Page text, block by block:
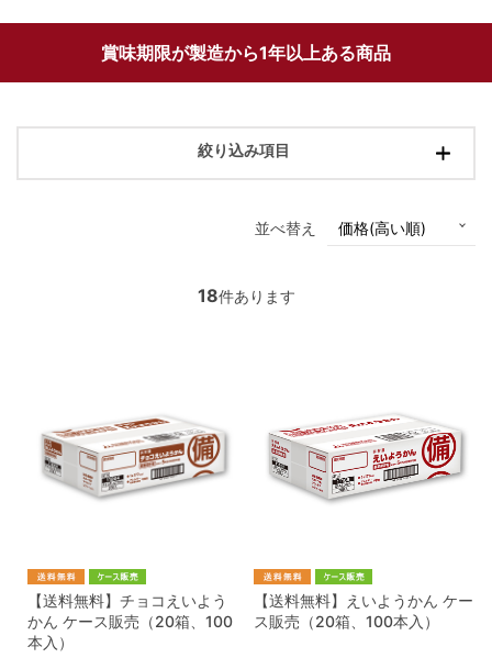
賞味期限が製造から1年以上ある商品
絞り込み項目
並べ替え
18件あります
【送料無料】チョコえいよう
かん ケース販売（20箱、100
本入）
【送料無料】えいようかん ケー
ス販売（20箱、100本入）